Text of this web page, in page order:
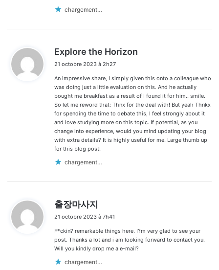
chargement…
Explore the Horizon
:
21 octobre 2023 à 2h27
An impressive share, I simply given this onto a colleague who
was doing just a little evaluation on this. And he actually
bought me breakfast as a result of I found it for him.. smile.
So let me reword that: Thnx for the deal with! But yeah Thnkx
for spending the time to debate this, I feel strongly about it
and love studying more on this topic. If potential, as you
change into experience, would you mind updating your blog
with extra details? It is highly useful for me. Large thumb up
for this blog post!
chargement…
출장마사지
t
:
21 octobre 2023 à 7h41
F*ckin? remarkable things here. I?m very glad to see your
post. Thanks a lot and i am looking forward to contact you.
Will you kindly drop me a e-mail?
chargement…